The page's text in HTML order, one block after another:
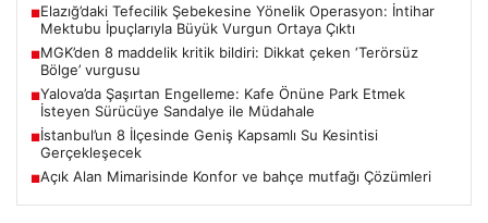
■Elazığ’daki Tefecilik Şebekesine Yönelik Operasyon: İntihar
Mektubu İpuçlarıyla Büyük Vurgun Ortaya Çıktı
■MGK’den 8 maddelik kritik bildiri: Dikkat çeken ‘Terörsüz
Bölge’ vurgusu
■Yalova’da Şaşırtan Engelleme: Kafe Önüne Park Etmek
İsteyen Sürücüye Sandalye ile Müdahale
■İstanbul’un 8 İlçesinde Geniş Kapsamlı Su Kesintisi
Gerçekleşecek
■Açık Alan Mimarisinde Konfor ve bahçe mutfağı Çözümleri